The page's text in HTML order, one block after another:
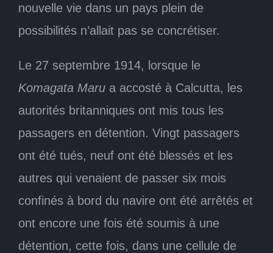
nouvelle vie dans un pays plein de
possibilités n’allait pas se concrétiser.
Le 27 septembre 1914, lorsque le
Komagata Maru a accosté à Calcutta, les
autorités britanniques ont mis tous les
passagers en détention. Vingt passagers
ont été tués, neuf ont été blessés et les
autres qui venaient de passer six mois
confinés à bord du navire ont été arrêtés et
ont encore une fois été soumis à une
détention, cette fois, dans une cellule de